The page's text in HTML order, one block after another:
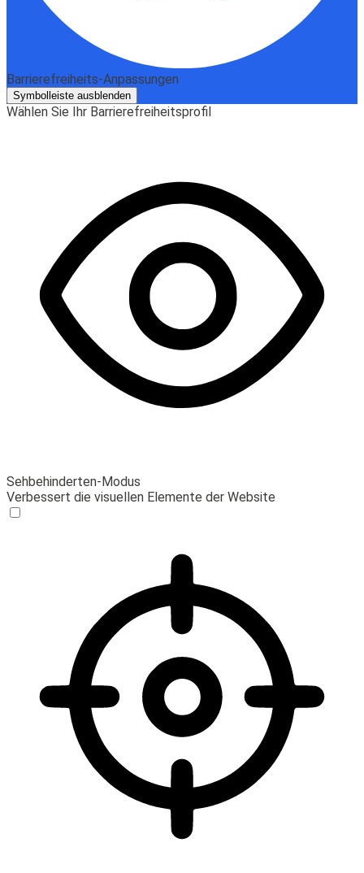
Barrierefreiheits-Anpassungen
Symbolleiste ausblenden
Wählen Sie Ihr Barrierefreiheitsprofil
Sehbehinderten-Modus
Verbessert die visuellen Elemente der Website